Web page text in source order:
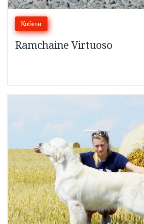
Кобели
Ramchaine Virtuoso